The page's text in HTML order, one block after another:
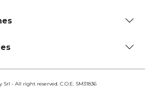
- All right reserved. C.O.E. SM31836